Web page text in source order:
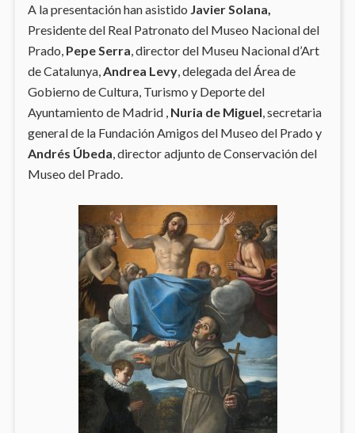
A la presentación han asistido Javier Solana,
Presidente del Real Patronato del Museo Nacional del
Prado, Pepe Serra , director del Museu Nacional d’Art
de Catalunya, Andrea Levy, delegada del Área de
Gobierno de Cultura, Turismo y Deporte del
Ayuntamiento de Madrid , Nuria de Miguel , secretaria
general de la Fundación Amigos del Museo del Prado y
Andrés Úbeda , director adjunto de Conservación del
Museo del Prado.